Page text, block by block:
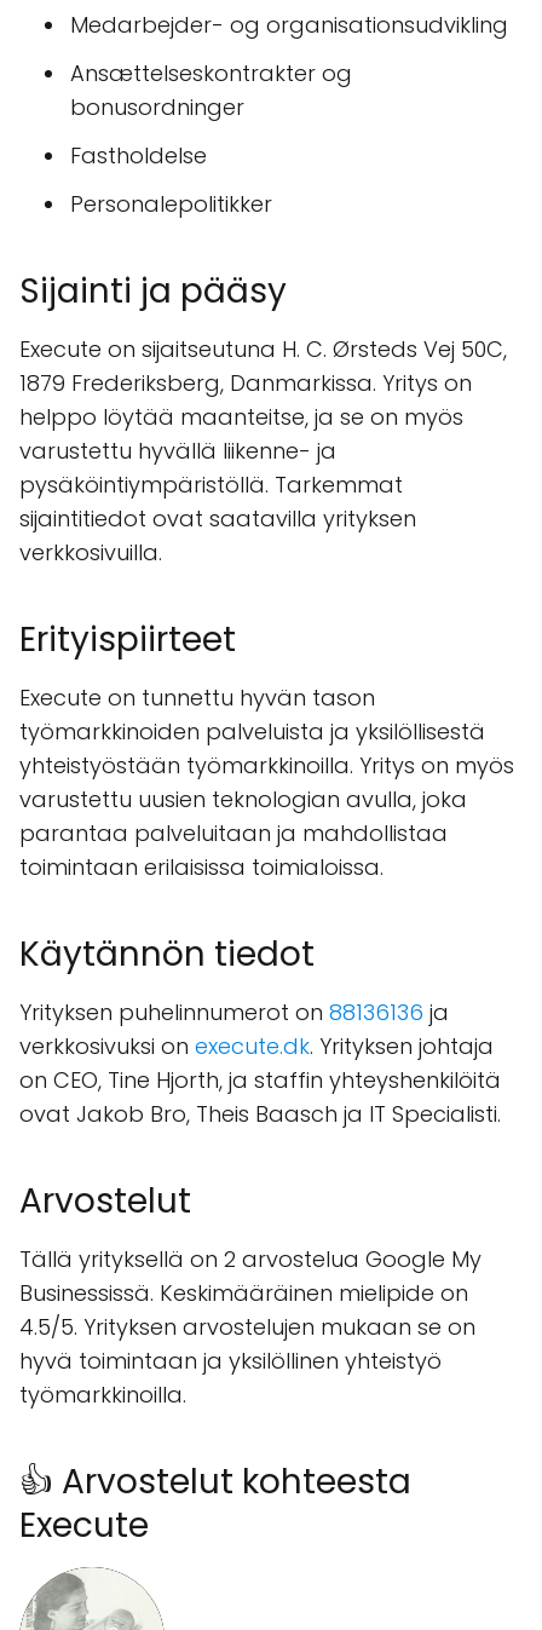
Medarbejder- og organisationsudvikling
Ansættelseskontrakter og
bonusordninger
Fastholdelse
Personalepolitikker
Sijainti ja pääsy
Execute on sijaitseutuna H. C. Ørsteds Vej 50C,
1879 Frederiksberg, Danmarkissa. Yritys on
helppo löytää maanteitse, ja se on myös
varustettu hyvällä liikenne- ja
pysäköintiympäristöllä. Tarkemmat
sijaintitiedot ovat saatavilla yrityksen
verkkosivuilla.
Erityispiirteet
Execute on tunnettu hyvän tason
työmarkkinoiden palveluista ja yksilöllisestä
yhteistyöstään työmarkkinoilla. Yritys on myös
varustettu uusien teknologian avulla, joka
parantaa palveluitaan ja mahdollistaa
toimintaan erilaisissa toimialoissa.
Käytännön tiedot
Yrityksen puhelinnumerot on 88136136 ja
verkkosivuksi on execute.dk. Yrityksen johtaja
on CEO, Tine Hjorth, ja staffin yhteyshenkilöitä
ovat Jakob Bro, Theis Baasch ja IT Specialisti.
Arvostelut
Tällä yrityksellä on 2 arvostelua Google My
Businessissä. Keskimääräinen mielipide on
4.5/5. Yrityksen arvostelujen mukaan se on
hyvä toimintaan ja yksilöllinen yhteistyö
työmarkkinoilla.
👍 Arvostelut kohteesta
Execute